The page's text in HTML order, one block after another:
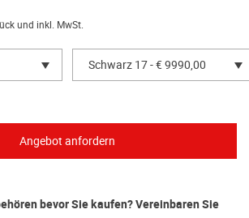
und inkl. MwSt.
Schwarz 17 - € 9990,00
bevor Sie kaufen? Vereinbaren Sie